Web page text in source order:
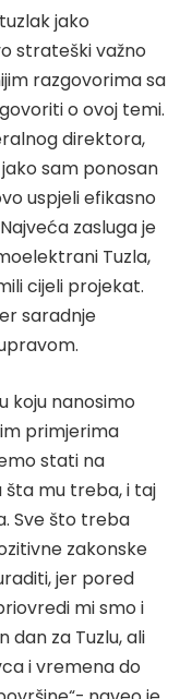
jako
strateški važno
razgovorima sa
o ovoj temi.
direktora,
sam ponosan
uspjeli efikasno
zasluga je
Tuzla,
cijeli projekat.
saradnje
koju nanosimo
primjerima
stati na
šta mu treba, i taj
Sve što treba
zakonske
jer pored
mi smo i
dan za Tuzlu, ali
i vremena do